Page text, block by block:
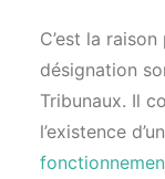
C’est la
désignation
Tribunaux. Il
l’existence